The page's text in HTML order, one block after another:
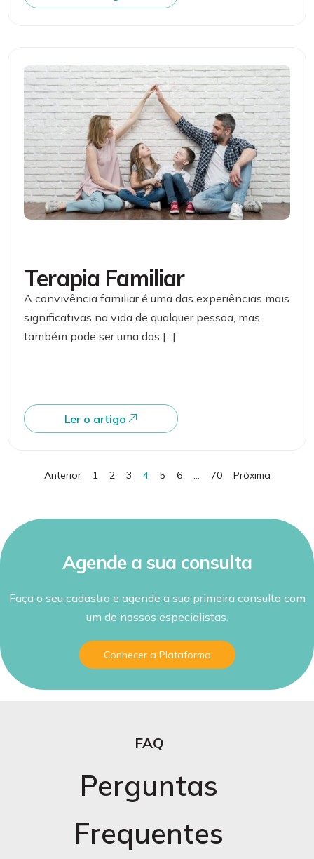
Terapia Familiar
A convivência familiar é uma das experiências mais
significativas na vida de qualquer pessoa, mas
também pode ser uma das [...]
Ler o artigo
Anterior 1 2 3 4 5 6 … 70 Próxima
Agende a sua consulta
Faça o seu cadastro e agende a sua primeira consulta com
um de nossos especialistas.
Conhecer a Plataforma
FAQ
Perguntas
Frequentes